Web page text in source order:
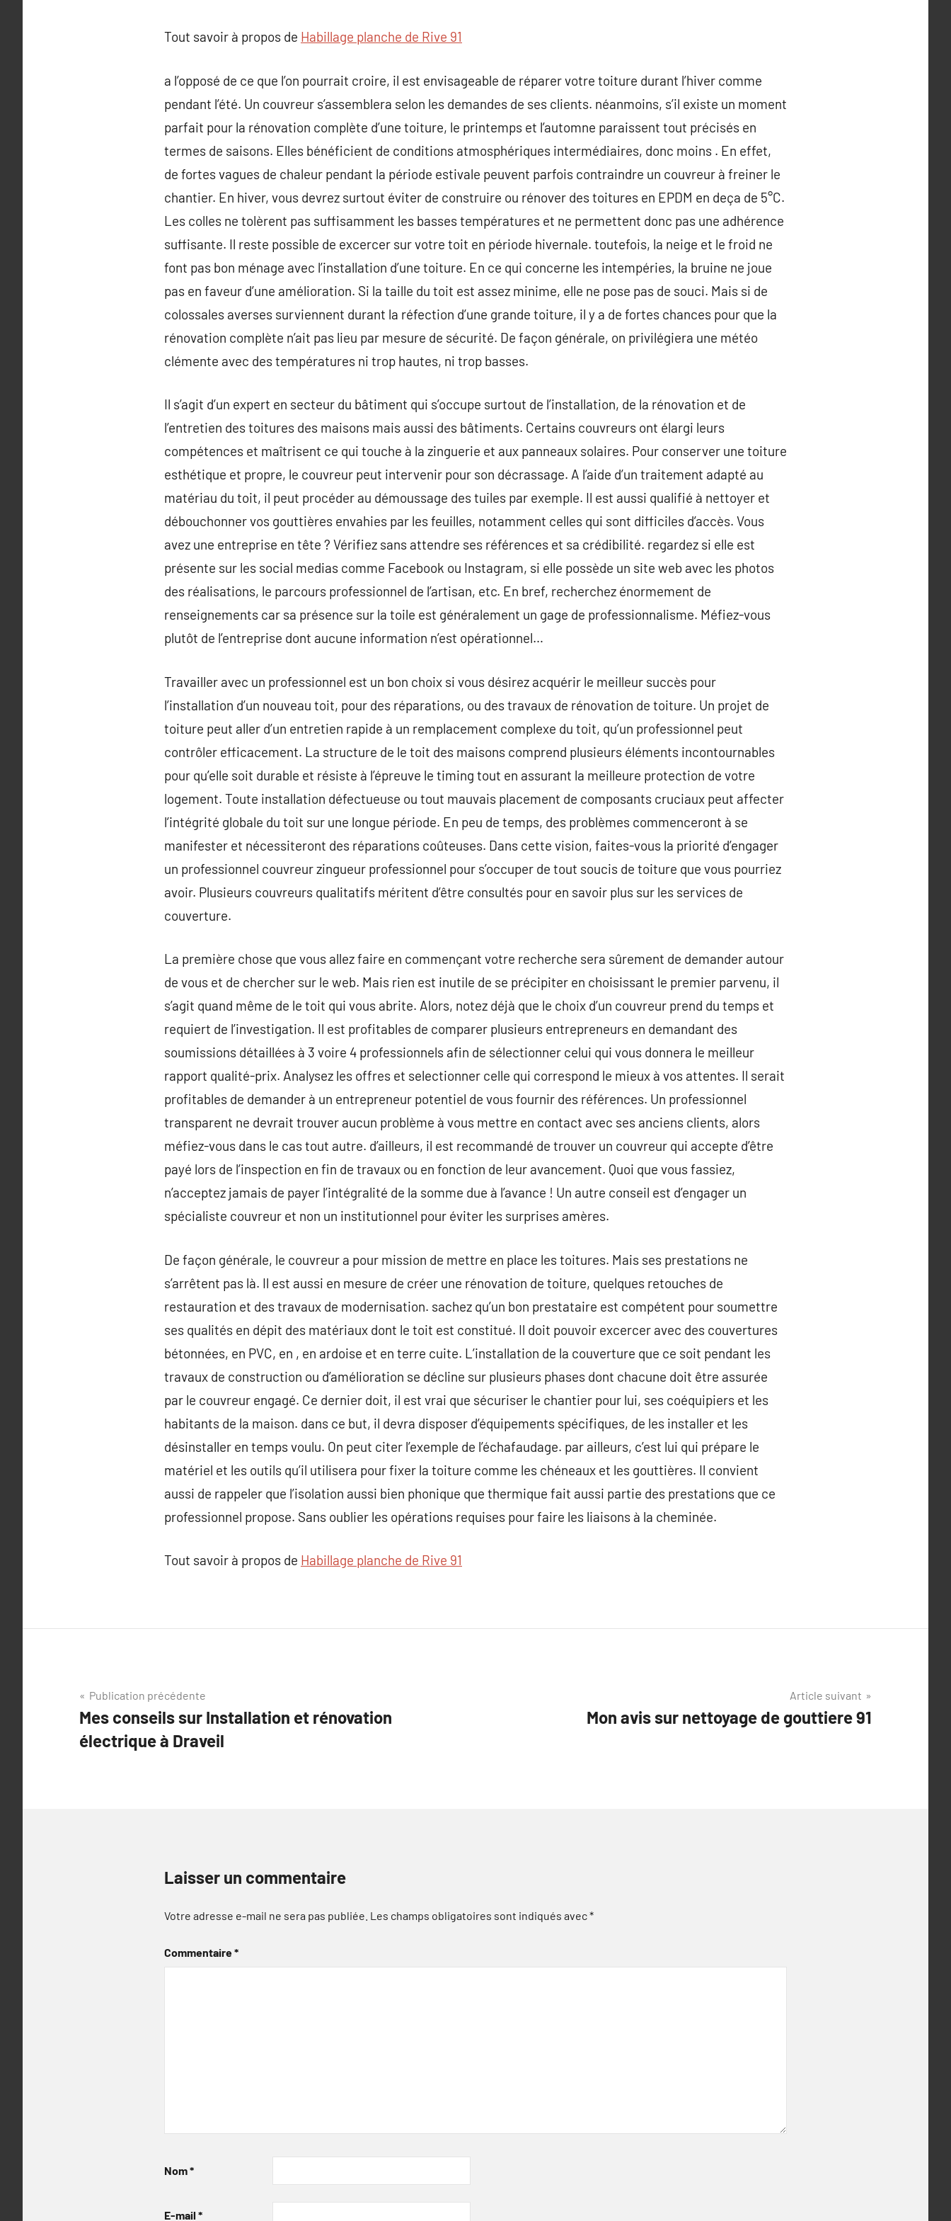
Tout savoir à propos de Habillage planche de Rive 91
a l’opposé de ce que l’on pourrait croire, il est envisageable de réparer votre toiture durant l’hiver comme
pendant l’été. Un couvreur s’assemblera selon les demandes de ses clients. néanmoins, s’il existe un moment
parfait pour la rénovation complète d’une toiture, le printemps et l’automne paraissent tout précisés en
termes de saisons. Elles bénéficient de conditions atmosphériques intermédiaires, donc moins . En effet,
de fortes vagues de chaleur pendant la période estivale peuvent parfois contraindre un couvreur à freiner le
chantier. En hiver, vous devrez surtout éviter de construire ou rénover des toitures en EPDM en deça de 5°C.
Les colles ne tolèrent pas suffisamment les basses températures et ne permettent donc pas une adhérence
suffisante. Il reste possible de excercer sur votre toit en période hivernale. toutefois, la neige et le froid ne
font pas bon ménage avec l’installation d’une toiture. En ce qui concerne les intempéries, la bruine ne joue
pas en faveur d’une amélioration. Si la taille du toit est assez minime, elle ne pose pas de souci. Mais si de
colossales averses surviennent durant la réfection d’une grande toiture, il y a de fortes chances pour que la
rénovation complète n’ait pas lieu par mesure de sécurité. De façon générale, on privilégiera une météo
clémente avec des températures ni trop hautes, ni trop basses.
Il s’agit d’un expert en secteur du bâtiment qui s’occupe surtout de l’installation, de la rénovation et de
l’entretien des toitures des maisons mais aussi des bâtiments. Certains couvreurs ont élargi leurs
compétences et maîtrisent ce qui touche à la zinguerie et aux panneaux solaires. Pour conserver une toiture
esthétique et propre, le couvreur peut intervenir pour son décrassage. A l’aide d’un traitement adapté au
matériau du toit, il peut procéder au démoussage des tuiles par exemple. Il est aussi qualifié à nettoyer et
débouchonner vos gouttières envahies par les feuilles, notamment celles qui sont difficiles d’accès. Vous
avez une entreprise en tête ? Vérifiez sans attendre ses références et sa crédibilité. regardez si elle est
présente sur les social medias comme Facebook ou Instagram, si elle possède un site web avec les photos
des réalisations, le parcours professionnel de l’artisan, etc. En bref, recherchez énormement de
renseignements car sa présence sur la toile est généralement un gage de professionnalisme. Méfiez-vous
plutôt de l’entreprise dont aucune information n’est opérationnel…
Travailler avec un professionnel est un bon choix si vous désirez acquérir le meilleur succès pour
l’installation d’un nouveau toit, pour des réparations, ou des travaux de rénovation de toiture. Un projet de
toiture peut aller d’un entretien rapide à un remplacement complexe du toit, qu’un professionnel peut
contrôler efficacement. La structure de le toit des maisons comprend plusieurs éléments incontournables
pour qu’elle soit durable et résiste à l’épreuve le timing tout en assurant la meilleure protection de votre
logement. Toute installation défectueuse ou tout mauvais placement de composants cruciaux peut affecter
l’intégrité globale du toit sur une longue période. En peu de temps, des problèmes commenceront à se
manifester et nécessiteront des réparations coûteuses. Dans cette vision, faites-vous la priorité d’engager
un professionnel couvreur zingueur professionnel pour s’occuper de tout soucis de toiture que vous pourriez
avoir. Plusieurs couvreurs qualitatifs méritent d’être consultés pour en savoir plus sur les services de
couverture.
La première chose que vous allez faire en commençant votre recherche sera sûrement de demander autour
de vous et de chercher sur le web. Mais rien est inutile de se précipiter en choisissant le premier parvenu, il
s’agit quand même de le toit qui vous abrite. Alors, notez déjà que le choix d’un couvreur prend du temps et
requiert de l’investigation. Il est profitables de comparer plusieurs entrepreneurs en demandant des
soumissions détaillées à 3 voire 4 professionnels afin de sélectionner celui qui vous donnera le meilleur
rapport qualité-prix. Analysez les offres et selectionner celle qui correspond le mieux à vos attentes. Il serait
profitables de demander à un entrepreneur potentiel de vous fournir des références. Un professionnel
transparent ne devrait trouver aucun problème à vous mettre en contact avec ses anciens clients, alors
méfiez-vous dans le cas tout autre. d’ailleurs, il est recommandé de trouver un couvreur qui accepte d’être
payé lors de l’inspection en fin de travaux ou en fonction de leur avancement. Quoi que vous fassiez,
n’acceptez jamais de payer l’intégralité de la somme due à l’avance ! Un autre conseil est d’engager un
spécialiste couvreur et non un institutionnel pour éviter les surprises amères.
De façon générale, le couvreur a pour mission de mettre en place les toitures. Mais ses prestations ne
s’arrêtent pas là. Il est aussi en mesure de créer une rénovation de toiture, quelques retouches de
restauration et des travaux de modernisation. sachez qu’un bon prestataire est compétent pour soumettre
ses qualités en dépit des matériaux dont le toit est constitué. Il doit pouvoir excercer avec des couvertures
bétonnées, en PVC, en , en ardoise et en terre cuite. L’installation de la couverture que ce soit pendant les
travaux de construction ou d’amélioration se décline sur plusieurs phases dont chacune doit être assurée
par le couvreur engagé. Ce dernier doit, il est vrai que sécuriser le chantier pour lui, ses coéquipiers et les
habitants de la maison. dans ce but, il devra disposer d’équipements spécifiques, de les installer et les
désinstaller en temps voulu. On peut citer l’exemple de l’échafaudage. par ailleurs, c’est lui qui prépare le
matériel et les outils qu’il utilisera pour fixer la toiture comme les chéneaux et les gouttières. Il convient
aussi de rappeler que l’isolation aussi bien phonique que thermique fait aussi partie des prestations que ce
professionnel propose. Sans oublier les opérations requises pour faire les liaisons à la cheminée.
Tout savoir à propos de Habillage planche de Rive 91
Navigation
de
l’article
Publication précédente
Mes conseils sur Installation et rénovation
électrique à Draveil
Article suivant
Mon avis sur nettoyage de gouttiere 91
Laisser un commentaire
Votre adresse e-mail ne sera pas publiée. Les champs obligatoires sont indiqués avec*
Commentaire*
Nom*
E-mail *